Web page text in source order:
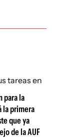
para la
la primera
que ya
de la AUF